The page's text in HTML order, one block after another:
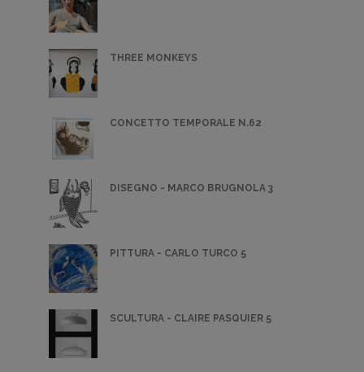
THREE MONKEYS
CONCETTO TEMPORALE N.62
DISEGNO - MARCO BRUGNOLA 3
PITTURA - CARLO TURCO 5
SCULTURA - CLAIRE PASQUIER 5